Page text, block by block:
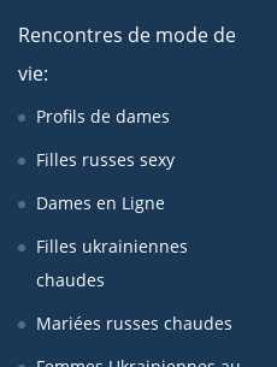
Rencontres de mode de
vie:
Profils de dames
Filles russes sexy
Dames en Ligne
Filles ukrainiennes
chaudes
Mariées russes chaudes